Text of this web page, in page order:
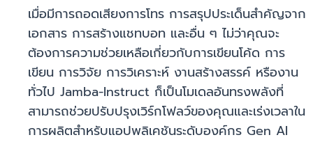
เมื่อมีการถอดเสียงการโทร การสรุปประเด็นสำคัญจาก
เอกสาร การสร้างแชทบอท และอื่น ๆ ไม่ว่าคุณจะ
ต้องการความช่วยเหลือเกี่ยวกับการเขียนโค้ด การ
เขียน การวิจัย การวิเคราะห์ งานสร้างสรรค์ หรืองาน
ทั่วไป Jamba-Instruct ก็เป็นโมเดลอันทรงพลังที่
สามารถช่วยปรับปรุงเวิร์กโฟลว์ของคุณและเร่งเวลาใน
การผลิตสำหรับแอปพลิเคชันระดับองค์กร Gen AI